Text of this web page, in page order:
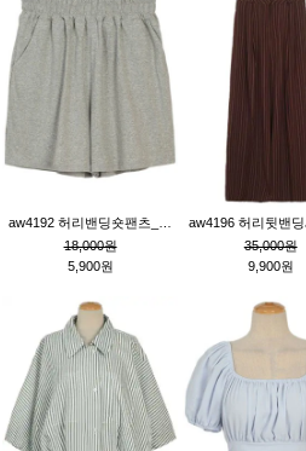
18,000원
5,900원
35,000원
9,900원